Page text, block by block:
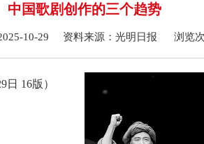
中国歌剧创作的三个趋势
10-29 资料来源：光明日报 浏览次
日 16版）